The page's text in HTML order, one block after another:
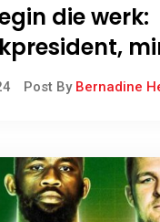
die werk:
Post By Bernadine